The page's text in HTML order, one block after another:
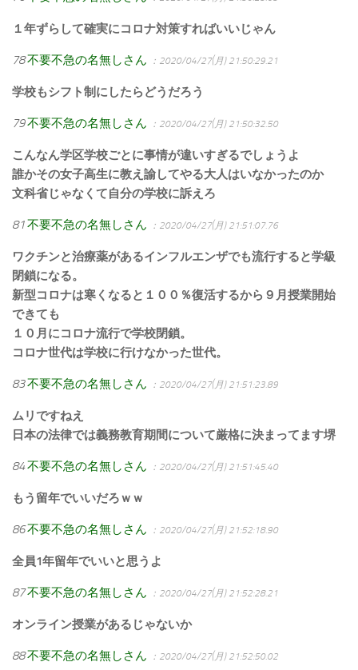
１年ずらして確実にコロナ対策すればいいじゃん
78不要不急の名無しさん ：2020/04/27(月) 21:50:29.21
学校もシフト制にしたらどうだろう
79不要不急の名無しさん ：2020/04/27(月) 21:50:32.50
こんなん学区学校ごとに事情が違いすぎるでしょうよ
誰かその女子高生に教え諭してやる大人はいなかったのか
文科省じゃなくて自分の学校に訴えろ
81不要不急の名無しさん ：2020/04/27(月) 21:51:07.76
ワクチンと治療薬があるインフルエンザでも流行すると学級
閉鎖になる。
新型コロナは寒くなると１００％復活するから９月授業開始
できても
１０月にコロナ流行で学校閉鎖。
コロナ世代は学校に行けなかった世代。
83不要不急の名無しさん ：2020/04/27(月) 21:51:23.89
ムリですねえ
日本の法律では義務教育期間について厳格に決まってます堺
84不要不急の名無しさん ：2020/04/27(月) 21:51:45.40
もう留年でいいだろｗｗ
86不要不急の名無しさん ：2020/04/27(月) 21:52:18.90
全員1年留年でいいと思うよ
87不要不急の名無しさん ：2020/04/27(月) 21:52:28.21
オンライン授業があるじゃないか
88不要不急の名無しさん ：2020/04/27(月) 21:52:50.02